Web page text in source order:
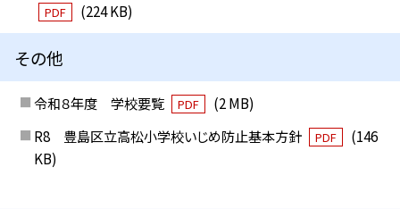
PDF (224 KB)
その他
令和８年度 学校要覧 PDF
(2 MB)
R8 豊島区立高松小学校いじめ防止基本方針
PDF
(146
KB)